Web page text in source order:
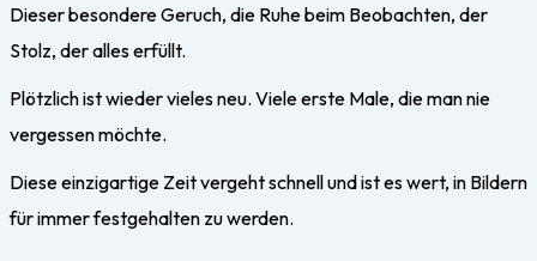
Dieser besondere Geruch, die Ruhe beim Beobachten, der
Stolz, der alles erfüllt.
Plötzlich ist wieder vieles neu. Viele erste Male, die man nie
vergessen möchte.
Diese einzigartige Zeit vergeht schnell und ist es wert, in Bildern
für immer festgehalten zu werden.